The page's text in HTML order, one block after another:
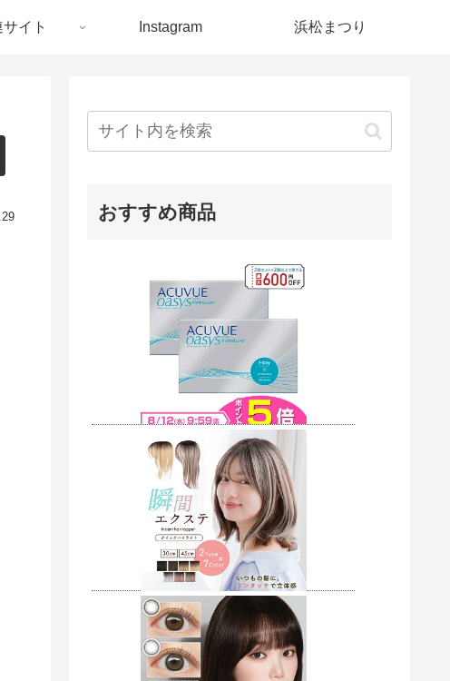
イト Instagram 浜松まつり
おすすめ商品